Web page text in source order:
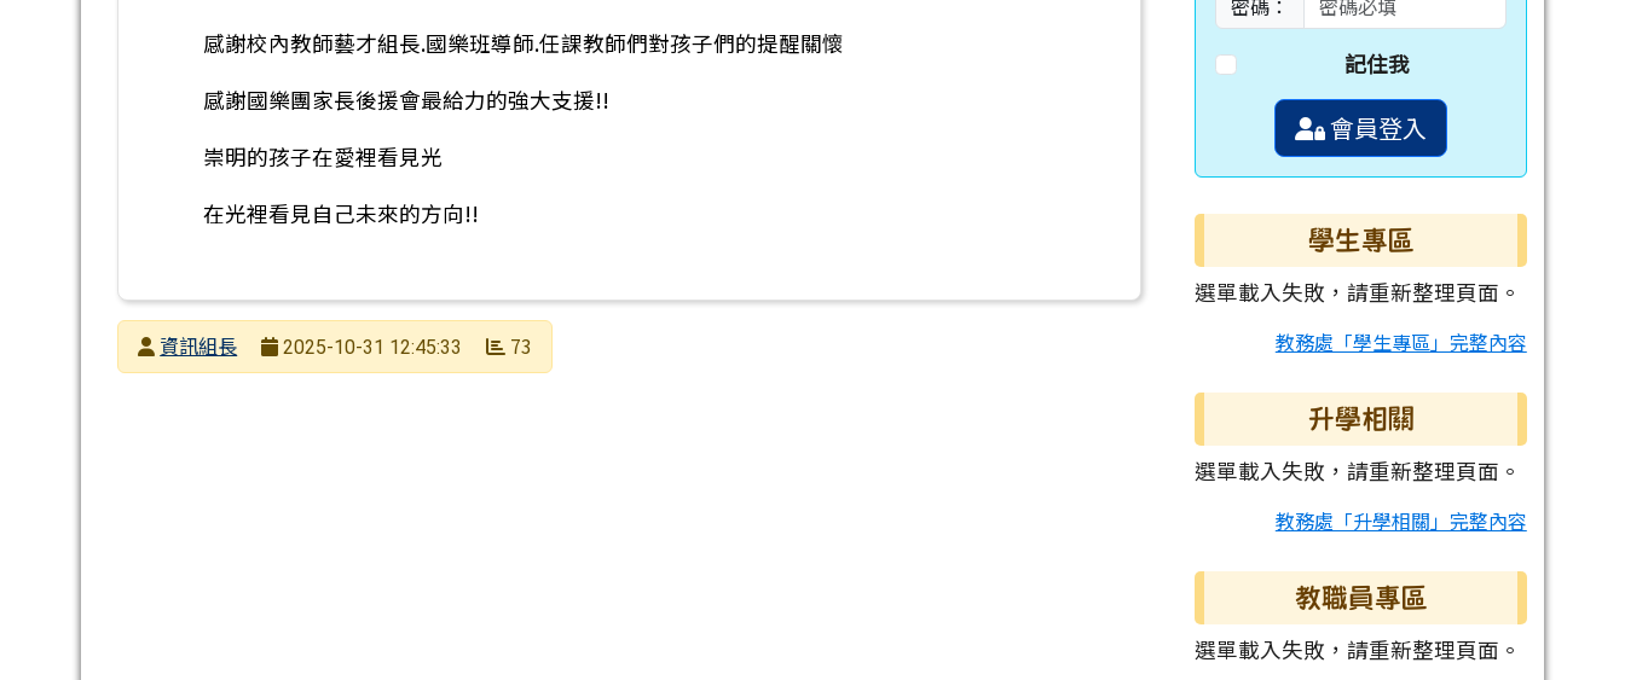
感謝校內教師藝才組長.國樂班導師.任課教師們對孩子們的提醒關懷
感謝國樂團家長後援會最給力的強大支援!!
崇明的孩子在愛裡看見光
在光裡看見自己未來的方向!!
發布者資訊組長
2025-10-31 12:45:33 73
密碼：
記住我
會員登入
學生專區
選單載入失敗，請重新整理頁面。
教務處「學生專區」完整內容
升學相關
選單載入失敗，請重新整理頁面。
教務處「升學相關」完整內容
教職員專區
選單載入失敗，請重新整理頁面。